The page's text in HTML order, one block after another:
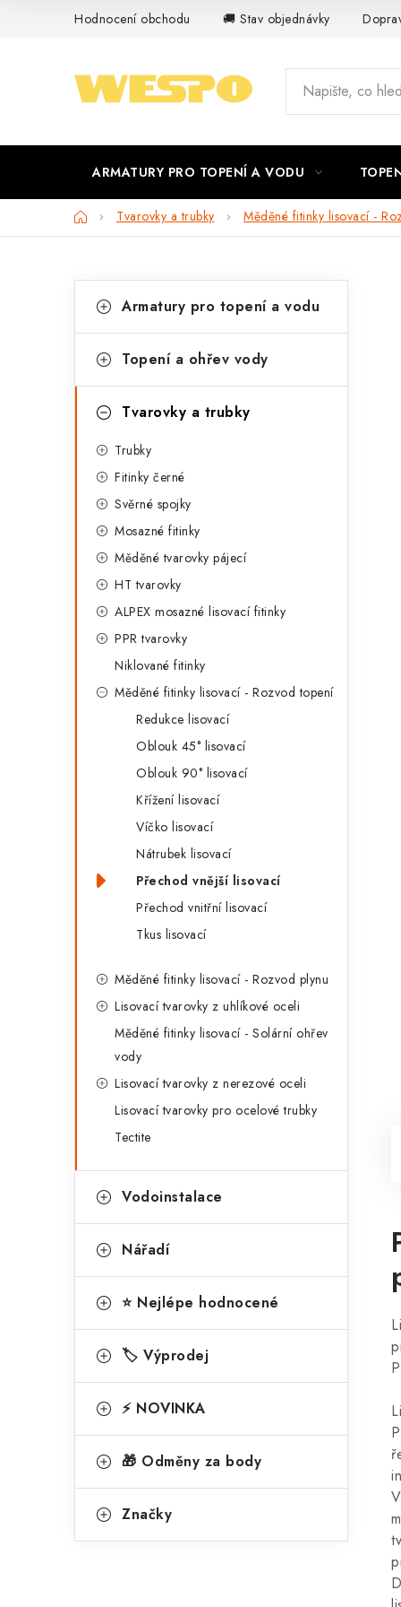
Hodnocení obchodu 🚚 Stav objednávky
ARMATURY PRO TOPENÍ A VODU
DomůTvarovky a trubky Měděné fitinky lisovací -
o
t
kategorie
a
e
Armatury pro topení a vodu
Topení a ohřev vody
Tvarovky a trubky
Trubky
Fitinky černé
Svěrné spojky
Mosazné fitinky
Měděné tvarovky pájecí
HT tvarovky
ALPEX mosazné lisovací fitinky
PPR tvarovky
Niklované fitinky
Měděné fitinky lisovací - Rozvod topení
Redukce lisovací
Oblouk 45° lisovací
Oblouk 90° lisovací
Křížení lisovací
Víčko lisovací
Nátrubek lisovací
Přechod vnější lisovací
Přechod vnitřní lisovací
Tkus lisovací
Měděné fitinky lisovací - Rozvod plynu
Lisovací tvarovky z uhlíkové oceli
Měděné fitinky lisovací - Solární ohřev
vody
Lisovací tvarovky z nerezové oceli
Lisovací tvarovky pro ocelové trubky
Tectite
Vodoinstalace
Nářadí
⭐ Nejlépe hodnocené
🏷️ Výprodej
⚡ NOVINKA
🎁 Odměny za body
Značky